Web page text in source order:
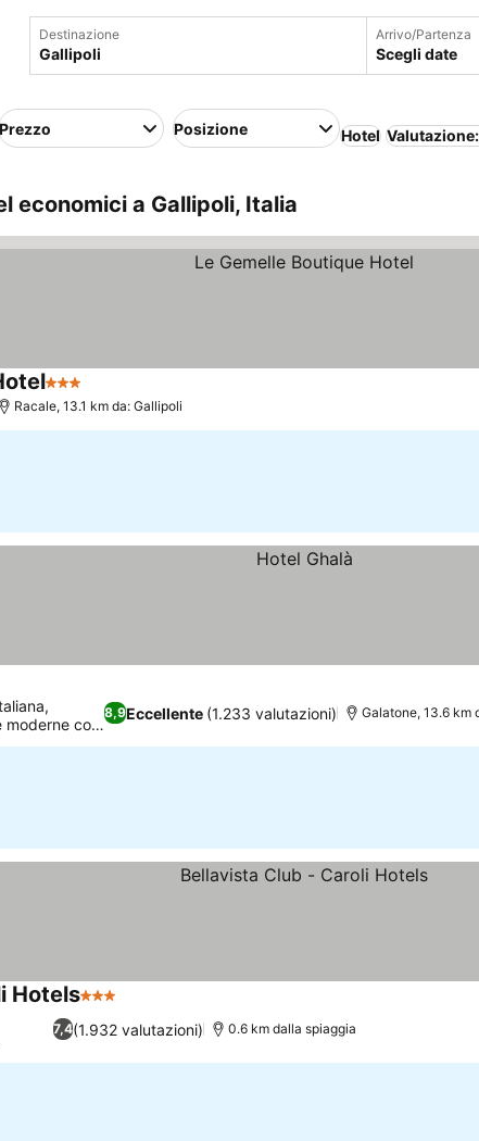
Destinazione Arrivo/Partenza
Scegli date
Prezzo Posizione Hotel
economici a Gallipoli, Italia
3 Stelle
Racale, 13.1 km da: Gallipoli
8,9Eccellente (1.233 valutazioni)
moderne con
Galatone, 13.6 km
Hotels3 Stelle
7,4(1.932 valutazioni) 0.6 km dalla spiaggia